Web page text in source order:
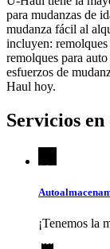
para mudanzas de
mudanza fácil al
incluyen:
remolques para
esfuerzos de
Haul hoy.
Servicios en
¡Tenemos la